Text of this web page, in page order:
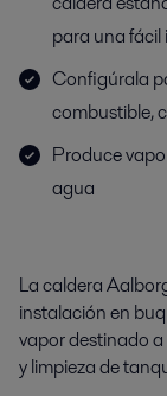
para una
Configúrala
combustible,
Produce
agua
La caldera
instalación en
vapor destinado
y limpieza de